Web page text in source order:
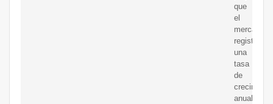
que
el
mercado
registre
una
tasa
de
anual